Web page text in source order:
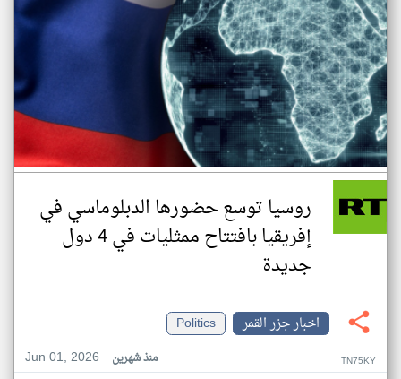
روسيا توسع حضورها الدبلوماسي في
إفريقيا بافتتاح ممثليات في 4 دول
جديدة
اخبار جزر القمر
Politics
Jun 01, 2026
منذ شهرين TN75KY